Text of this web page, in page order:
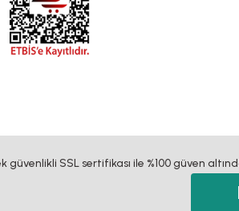
SSL sertifikası ile %100 güven